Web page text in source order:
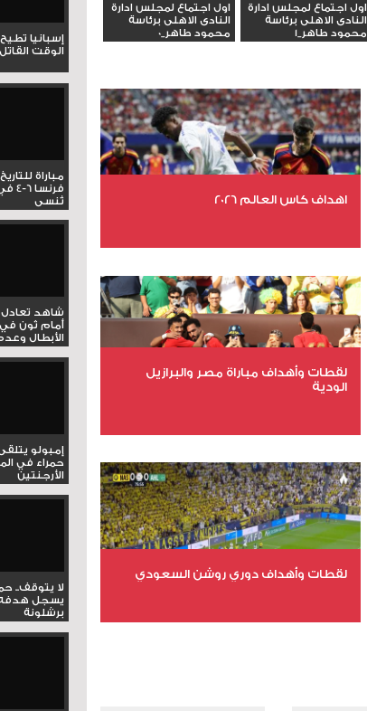
اول اجتماع لمجلس ادارة
النادى الاهلى برئاسة
محمود طاهر_1
اول اجتماع لمجلس ادارة
النادى الاهلى برئاسة
محمود طاهر_0
اهداف كاس العالم 2026
عدد المشاهدات 1993
لقطات وأهداف مباراة مصر والبرازيل
الودية
عدد المشاهدات 15783
لقطات وأهداف دوري روشن السعودي
إسبانيا
الوقت القاتل
مباراة
تُنسى
شاهد تعادل
أمام ثون
الأبطال
إمبولو
حمراء في
الأرجنتين
لا يتوقف..
يسجل هدفه
برشلونة